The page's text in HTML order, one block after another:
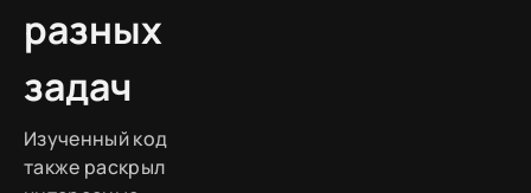
разных
задач
Изученный код
также раскрыл